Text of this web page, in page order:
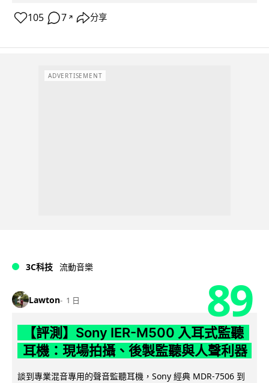
105 7 ↗ 分享
ADVERTISEMENT
3C科技 流動音樂
Lawton 1 日 89
【評測】Sony IER-M500 入耳式監聽
耳機：現場拍攝、後製監聽與人聲利器
談到專業混音專用的聲音監聽耳機，Sony 經典 MDR-7506 到